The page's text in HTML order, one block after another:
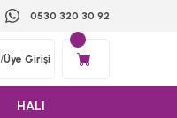
0530 320 30 92
/Üye Girişi
HALI